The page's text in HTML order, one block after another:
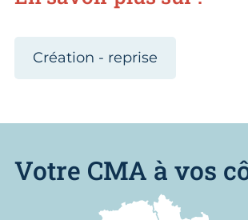
Création - reprise
Votre CMA à vos